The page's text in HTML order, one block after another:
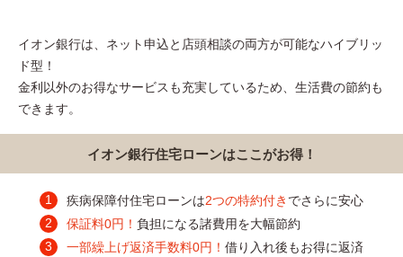
イオン銀行は、ネット申込と店頭相談の両方が可能なハイブリッ
ド型！
金利以外のお得なサービスも充実しているため、生活費の節約も
できます。
イオン銀行住宅ローンはここがお得！
疾病保障付住宅ローンは2つの特約付き でさらに安心
保証料0円！ 負担になる諸費用を大幅節約
一部繰上げ返済手数料0円！ 借り入れ後もお得に返済